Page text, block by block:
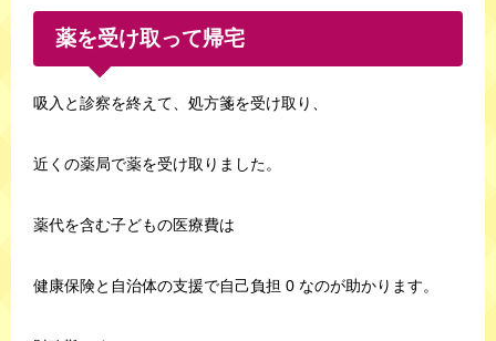
薬を受け取って帰宅
吸入と診察を終えて、処方箋を受け取り、
近くの薬局で薬を受け取りました。
薬代を含む子どもの医療費は
健康保険と自治体の支援で自己負担 0 なのが助かります。